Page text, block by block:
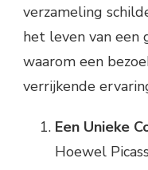
verzameling
het leven van een
waarom een
verrijkende
Een Unieke
Hoewel